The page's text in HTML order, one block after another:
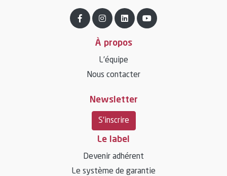
À propos
L’équipe
Nous contacter
Newsletter
S'inscrire
Le label
Devenir adhérent
Le système de garantie